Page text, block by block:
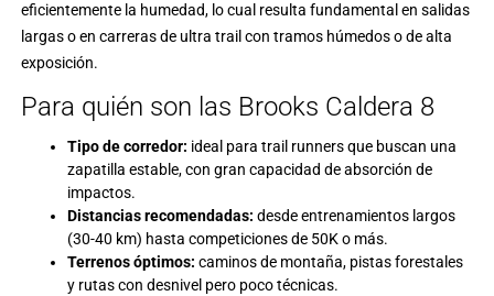
eficientemente la humedad, lo cual resulta fundamental en salidas
largas o en carreras de ultra trail con tramos húmedos o de alta
exposición.
Para quién son las Brooks Caldera 8
Tipo de corredor: ideal para trail runners que buscan una
zapatilla estable, con gran capacidad de absorción de
impactos.
Distancias recomendadas: desde entrenamientos largos
(30-40 km) hasta competiciones de 50K o más.
Terrenos óptimos: caminos de montaña, pistas forestales
y rutas con desnivel pero poco técnicas.